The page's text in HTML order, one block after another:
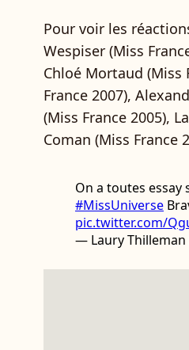
Pour voir les
Wespiser (Miss
Chloé Mortaud (Miss
France 2007),
(Miss France 2005),
Coman (Miss France
On a toutes essay
#MissUniverse
pic.twitter.com/
— Laury Thilleman